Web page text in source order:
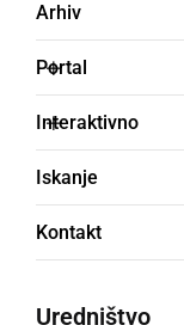
Arhiv
Portal
Interaktivno
Iskanje
Kontakt
Uredništvo